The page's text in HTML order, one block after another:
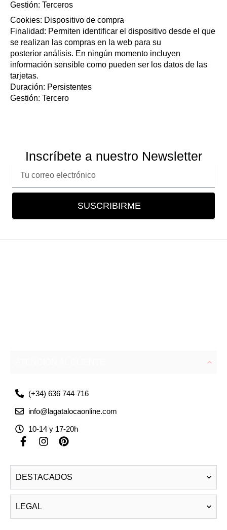
Gestión: Terceros
Cookies: Dispositivo de compra
Finalidad: Permiten identificar el dispositivo desde el que
se realizan las compras en la web para su
posterior análisis. En ningún momento incluyen
información sensible como pueden ser los datos de las
tarjetas.
Duración: Persistentes
Gestión: Tercero
Inscríbete a nuestro Newsletter
electrónico
SUSCRIBIRME
(+34) 636 744 716
info@lagatalocaonline.com
10-14 y 17-20h
F
a
e
b
o
o
k
-
I
n
t
a
g
r
m
P
i
t
e
r
e
t
DESTACADOS
LEGAL